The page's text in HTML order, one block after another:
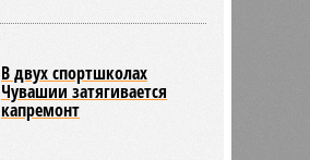
В двух спортшколах
Чувашии затягивается
капремонт